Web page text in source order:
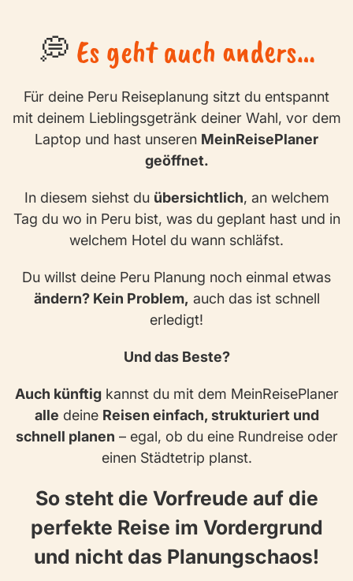
💭 Es geht auch anders…
Für deine Peru Reiseplanung sitzt du entspannt
mit deinem Lieblingsgetränk deiner Wahl, vor dem
Laptop und hast unseren MeinReisePlaner
geöffnet.
In diesem siehst du übersichtlich, an welchem
Tag du wo in Peru bist, was du geplant hast und in
welchem Hotel du wann schläfst.
Du willst deine Peru Planung noch einmal etwas
ändern? Kein Problem, auch das ist schnell
erledigt!
Und das Beste?
Auch künftigkannst du mit dem MeinReisePlaner
alle deine Reisen einfach, strukturiert und
schnell planen – egal, ob du eine Rundreise oder
einen Städtetrip planst.
So steht die Vorfreude auf die
perfekte Reise im Vordergrund
und nicht das Planungschaos!